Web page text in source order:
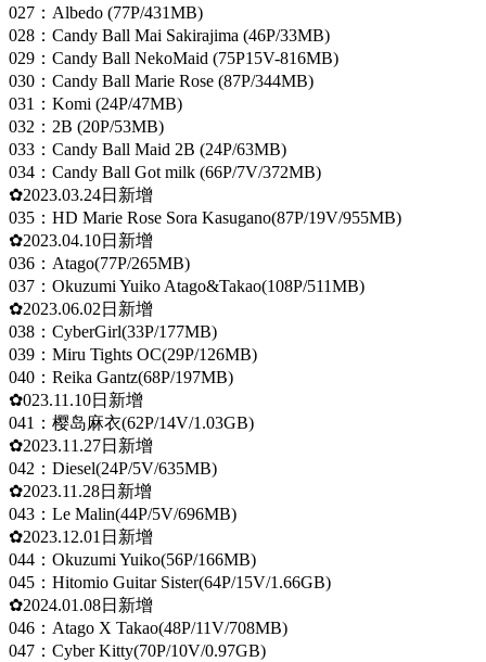
027：Albedo (77P/431MB)
028：Candy Ball Mai Sakirajima (46P/33MB)
029：Candy Ball NekoMaid (75P15V-816MB)
030：Candy Ball Marie Rose (87P/344MB)
031：Komi (24P/47MB)
032：2B (20P/53MB)
033：Candy Ball Maid 2B (24P/63MB)
034：Candy Ball Got milk (66P/7V/372MB)
✿2023.03.24日新增
035：HD Marie Rose Sora Kasugano(87P/19V/955MB)
✿2023.04.10日新增
036：Atago(77P/265MB)
037：Okuzumi Yuiko Atago&Takao(108P/511MB)
✿2023.06.02日新增
038：CyberGirl(33P/177MB)
039：Miru Tights OC(29P/126MB)
040：Reika Gantz(68P/197MB)
✿023.11.10日新增
041：樱岛麻衣(62P/14V/1.03GB)
✿2023.11.27日新增
042：Diesel(24P/5V/635MB)
✿2023.11.28日新增
043：Le Malin(44P/5V/696MB)
✿2023.12.01日新增
044：Okuzumi Yuiko(56P/166MB)
045：Hitomio Guitar Sister(64P/15V/1.66GB)
✿2024.01.08日新增
046：Atago X Takao(48P/11V/708MB)
047：Cyber Kitty(70P/10V/0.97GB)